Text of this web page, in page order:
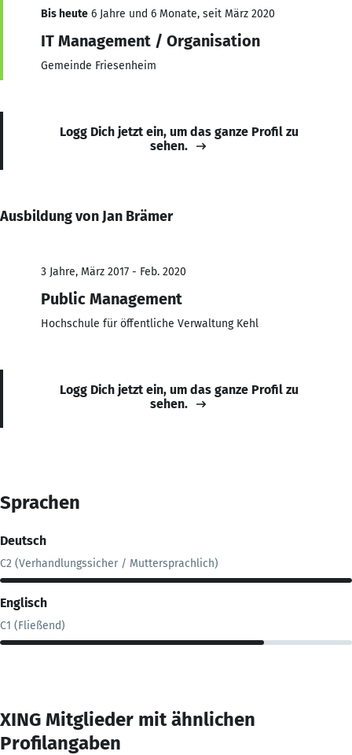
Bis heute 6 Jahre und 6 Monate, seit März 2020
IT Management / Organisation
Gemeinde Friesenheim
Logg Dich jetzt ein, um das ganze Profil zu
sehen.
Ausbildung von Jan Brämer
3 Jahre, März 2017 - Feb. 2020
Public Management
Hochschule für öffentliche Verwaltung Kehl
Logg Dich jetzt ein, um das ganze Profil zu
sehen.
Sprachen
Deutsch
C2 (Verhandlungssicher / Muttersprachlich)
Englisch
C1 (Fließend)
XING Mitglieder mit ähnlichen
Profilangaben